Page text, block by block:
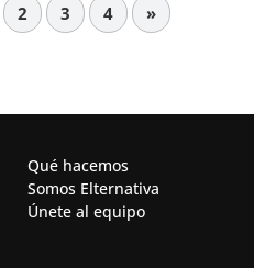
2 3 4 »
Qué hacemos
Somos Elternativa
Únete al equipo